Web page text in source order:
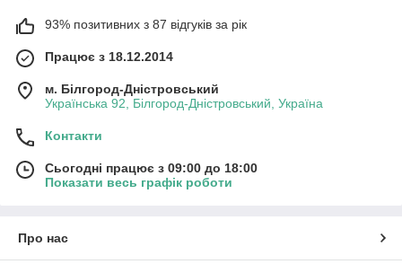
93% позитивних з 87 відгуків за рік
Працює з 18.12.2014
м. Білгород-Дністровський
Українська 92, Білгород-Дністровський, Україна
Контакти
Сьогодні працює з 09:00 до 18:00
Показати весь графік роботи
Про нас